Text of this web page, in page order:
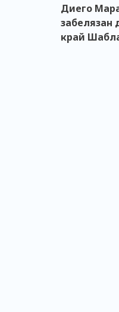
Диего
забелязан
край